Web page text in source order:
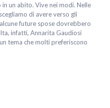
un abito. Vive nei modi. Nelle
di avere verso gli
future spose dovrebbero
infatti, Annarita Gaudiosi
tema che molti preferiscono